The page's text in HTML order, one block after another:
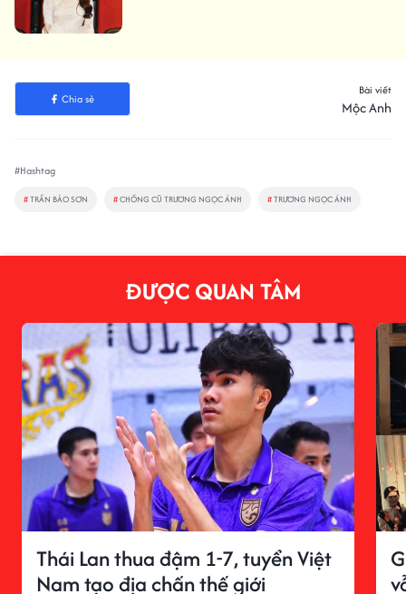
Chia sẻ
Bài viết
Mộc Anh
#Hashtag
#TRẦN BẢO SƠN #CHỒNG CŨ TRƯƠNG NGỌC ÁNH #TRƯƠNG NGỌC ÁNH
ĐƯỢC QUAN TÂM
Thái Lan thua đậm 1-7, tuyển Việt
Nam tạo địa chấn thế giới